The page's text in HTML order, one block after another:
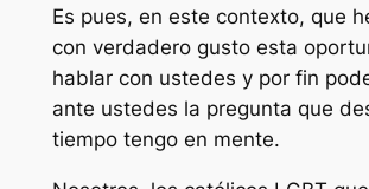
Es pues, en este contexto, que
con verdadero gusto esta
hablar con ustedes y por fin
ante ustedes la pregunta que
tiempo tengo en mente.